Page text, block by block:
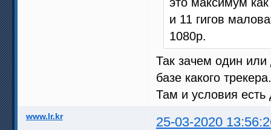
и 11 гигов
1080p.
Так зачем один
базе какого трекера.
Там и условия
www.lr.kr 25-03-2020